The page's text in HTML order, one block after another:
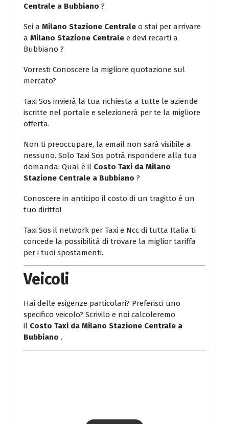
Centrale a Bubbiano ?
Sei a Milano Stazione Centrale o stai per arrivare
a Milano Stazione Centrale e devi recarti a
Bubbiano ?
Vorresti Conoscere la migliore quotazione sul
mercato?
Taxi Sos invierà la tua richiesta a tutte le aziende
iscritte nel portale e selezionerà per te la migliore
offerta.
Non ti preoccupare, la email non sarà visibile a
nessuno. Solo Taxi Sos potrà rispondere alla tua
domanda: Qual è il Costo Taxi da Milano
Stazione Centrale a Bubbiano ?
Conoscere in anticipo il costo di un tragitto è un
tuo diritto!
Taxi Sos il network per Taxi e Ncc di tutta Italia ti
concede la possibilità di trovare la miglior tariffa
per i tuoi spostamenti.
Veicoli
Hai delle esigenze particolari? Preferisci uno
specifico veicolo? Scrivilo e noi calcoleremo
il Costo Taxi da Milano Stazione Centrale a
Bubbiano .